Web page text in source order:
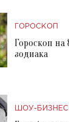
ГОРОСКОП
Гороскоп на
зодиака
ШОУ-БИЗНЕС